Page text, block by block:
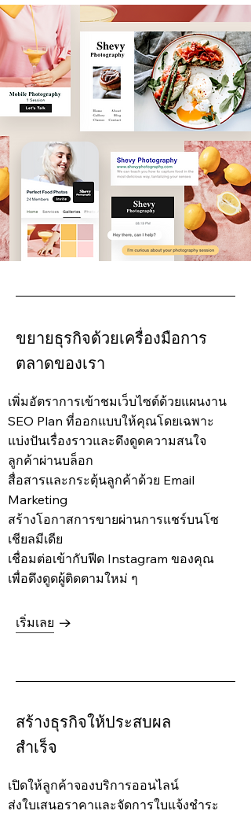
ขยายธุรกิจด้วยเครื่องมือการ
ตลาดของเรา
เพิ่มอัตราการเข้าชมเว็บไซต์ด้วยแผนงาน
SEO Plan ที่ออกแบบให้คุณโดยเฉพาะ
แบ่งปันเรื่องราวและดึงดูดความสนใจ
ลูกค้าผ่านบล็อก
สื่อสารและกระตุ้นลูกค้าด้วย Email
Marketing
สร้างโอกาสการขายผ่านการแชร์บนโซ
เชียลมีเดีย
เชื่อมต่อเข้ากับฟีด Instagram ของคุณ
เพื่อดึงดูดผู้ติดตามใหม่ ๆ
เริ่มเลย
สร้างธุรกิจให้ประสบผล
สำเร็จ
เปิดให้ลูกค้าจองบริการออนไลน์
ส่งใบเสนอราคาและจัดการใบแจ้งชำระ